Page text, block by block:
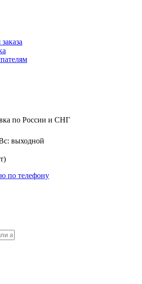
по России и СНГ
выходной
по телефону